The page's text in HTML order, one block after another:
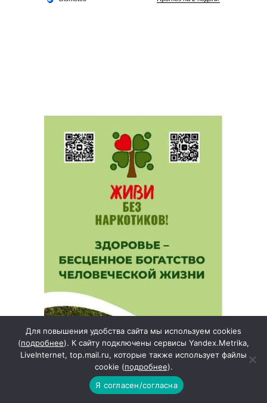
Для повышения удобства сайта мы используем cookies
(подробнее). К сайту подключены сервисы Yandex.Metrika,
LiveInternet, top.mail.ru, которые также использует файлы
cookie (подробнее).
Я согласен/согласна